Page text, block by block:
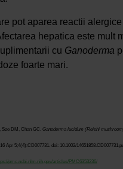
pot aparea reactii
hepatica este mult
cu Ganoderma
foarte mari.
Sze DM, Chan GC. Ganoderma lucidum (Reishi
Apr 5;4(4):CD007731. doi: 10.1002/
pmc.ncbi.nlm.nih.gov/articles/PMC6353236/